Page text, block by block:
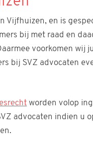
Vijfhuizen, en is
bij met raad en
voorkomen wij
bij SVZ advocaten
worden volop
advocaten indien u